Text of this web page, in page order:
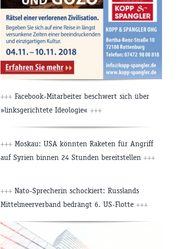
+++ Facebook-Mitarbeiter beschwert sich über
»linksgerichtete Ideologie« +++
+++ Moskau: USA könnten Raketen für Angriff
auf Syrien binnen 24 Stunden bereitstellen +++
+++ Nato-Sprecherin schockiert: Russlands
Mittelmeerverband bedrängt 6. US-Flotte +++